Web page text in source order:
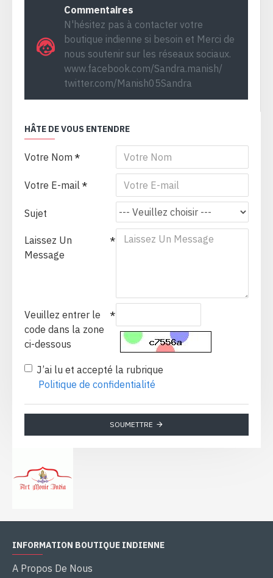
Commentaires
N'hésitez pas à contacter votre
boutique indienne si besoin et Merci de
nous soutenir sur les réseaux sociaux.
www.facebook.com/Sandra.manish/
twitter.com/Manish05Sandra
HÂTE DE VOUS ENTENDRE
Votre Nom
Votre E-mail
Sujet
Laissez Un
Message
Veuillez entrer le
code dans la zone
ci-dessous
J’ai lu et accepté la rubrique
Politique de confidentialité
SOUMETTRE
INFORMATION BOUTIQUE INDIENNE
A Propos De Nous